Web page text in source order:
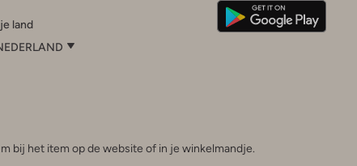
Facebook
land
België (Nederlands)
bij het item op de website of in je winkelmandje.